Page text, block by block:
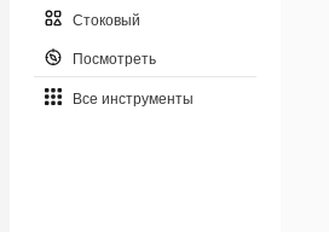
Стоковый
Посмотреть
Все инструменты